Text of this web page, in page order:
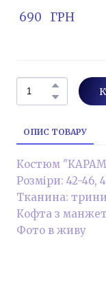
690   ГРН
ОПИС ТОВАРУ
Костюм
Розміри: 42-46,
Тканина:
Кофта з
Фото в живу